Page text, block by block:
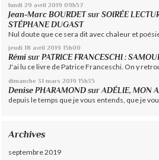
lundi 29 avril 2019 09h57
Jean-Marc BOURDETsurSOIRÉE
STÉPHANE DUGAST
Nul doute que ce sera dit avec chaleur et poésie
jeudi 18 avril 2019 15h00
Rémi surPATRICE FRANCESCHI :
J'ai lu ce livre de Patrice Franceschi. On y
dimanche 31 mars 2019 15h35
Denise PHARAMOND surADÉLIE, MON
depuis le temps que je vous entends, que je
Archives
septembre 2019